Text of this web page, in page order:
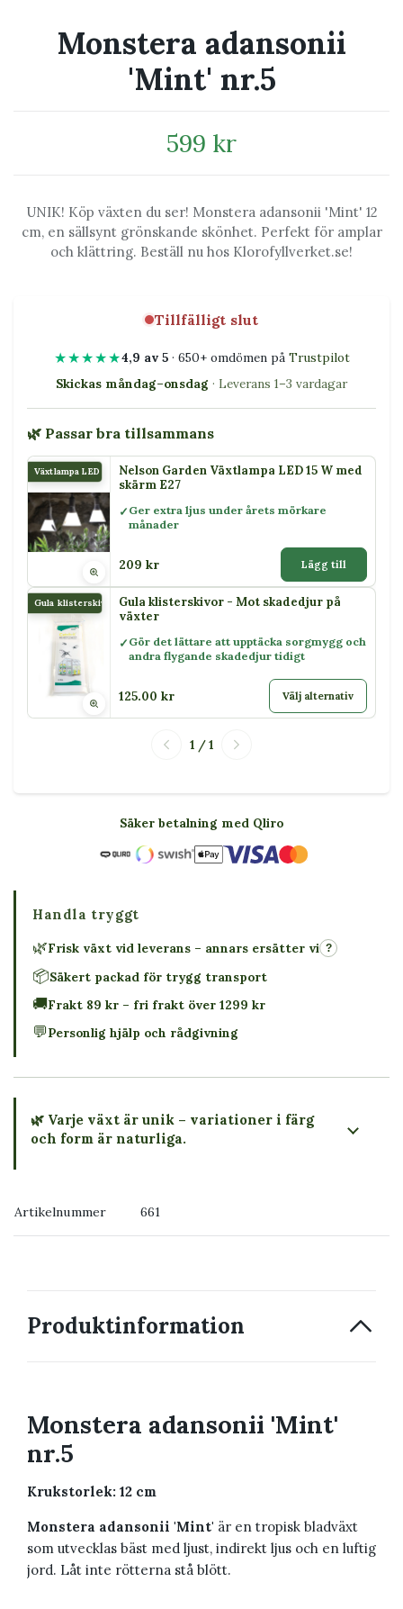
Monstera adansonii
'Mint' nr.5
599 kr
UNIK! Köp växten du ser! Monstera adansonii 'Mint' 12
cm, en sällsynt grönskande skönhet. Perfekt för amplar
och klättring. Beställ nu hos Klorofyllverket.se!
Tillfälligt slut
★★★★★4,9 av 5· 650+ omdömen på Trustpilot
Skickas måndag–onsdag · Leverans 1–3 vardagar
🌿 Passar bra tillsammans
Växtlampa LED 15 WNelson Garden Växtlampa LED 15 W med
skärm E27
Ger extra ljus under årets mörkare
månader
209 kr Lägg till
Gula klisterskivor
Gula klisterskivor - Mot skadedjur på
växter
Gör det lättare att upptäcka sorgmygg och
andra flygande skadedjur tidigt
125.00 kr Välj alternativ
1 / 1
Säker betalning med Qliro
Handla tryggt
🌿Frisk växt vid leverans – annars ersätter vi ?
📦Säkert packad för trygg transport
🚚Frakt 89 kr – fri frakt över 1299 kr
💬Personlig hjälp och rådgivning
🌿 Varje växt är unik – variationer i färg
och form är naturliga.
Artikelnummer 661
Produktinformation
Monstera adansonii 'Mint'
nr.5
Krukstorlek: 12 cm
Monstera adansonii 'Mint' är en tropisk bladväxt
som utvecklas bäst med ljust, indirekt ljus och en luftig
jord. Låt inte rötterna stå blött.